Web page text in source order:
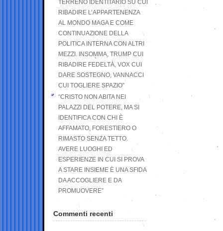
TERRENO IDENTITARIO SU CUI
RIBADIRE L’APPARTENENZA
AL MONDO MAGA E COME
CONTINUAZIONE DELLA
POLITICA INTERNA CON ALTRI
MEZZI. INSOMMA, TRUMP CUI
RIBADIRE FEDELTÀ, VOX CUI
DARE SOSTEGNO, VANNACCI
CUI TOGLIERE SPAZIO”
“CRISTO NON ABITA NEI
PALAZZI DEL POTERE, MA SI
IDENTIFICA CON CHI È
AFFAMATO, FORESTIERO O
RIMASTO SENZA TETTO.
AVERE LUOGHI ED
ESPERIENZE IN CUI SI PROVA
A STARE INSIEME È UNA SFIDA
DA ACCOGLIERE E DA
PROMUOVERE”
Commenti recenti